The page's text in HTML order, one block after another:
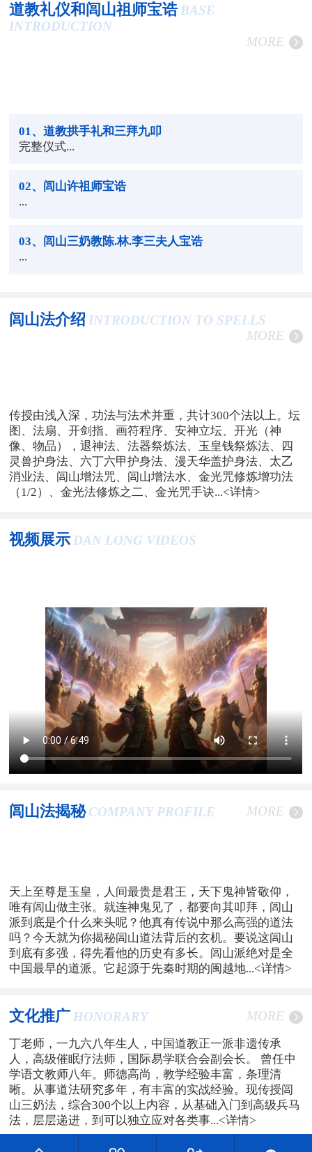
道教礼仪和闾山祖师宝诰 BASE
INTRODUCTION
MORE
01 、道教拱手礼和三拜九叩
完整仪式...
02、闾山许祖师宝诰
...
03、闾山三奶教陈.林.李三夫人宝诰
...
闾山法介绍 INTRODUCTION TO SPELLS
MORE
传授由浅入深，功法与法术并重，共计300个法以上。坛
图、法扇、开剑指、画符程序、安神立坛、开光（神
像、物品），退神法、法器祭炼法、玉皇钱祭炼法、四
灵兽护身法、六丁六甲护身法、漫天华盖护身法、太乙
消业法、闾山增法咒、闾山增法水、金光咒修炼增功法
（1/2）、金光法修炼之二、金光咒手诀...<详情>
视频展示 DAN LONG VIDEOS
闾山法揭秘 COMPANY PROFILE MORE
天上至尊是玉皇，人间最贵是君王，天下鬼神皆敬仰，
唯有闾山做主张。就连神鬼见了，都要向其叩拜，闾山
派到底是个什么来头呢？他真有传说中那么高强的道法
吗？今天就为你揭秘闾山道法背后的玄机。要说这闾山
到底有多强，得先看他的历史有多长。闾山派绝对是全
中国最早的道派。它起源于先秦时期的闽越地...<详情>
文化推广 HONORARY MORE
丁老师，一九六八年生人，中国道教正一派非遗传承
人，高级催眠疗法师，国际易学联合会副会长。 曾任中
学语文教师八年。师德高尚，教学经验丰富，条理清
晰。从事道法研究多年，有丰富的实战经验。现传授闾
山三奶法，综合300个以上内容，从基础入门到高级兵马
法，层层递进，到可以独立应对各类事...<详情>